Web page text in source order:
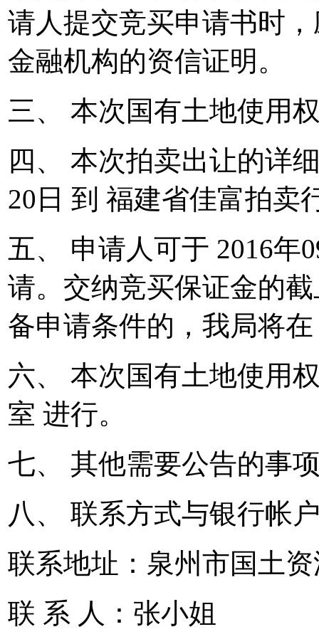
请人提交竞买申请书时
金融机构的资信证明。
三、 本次国有土地使用
四、 本次拍卖出让的详
20日 到 福建省佳富拍卖
五、 申请人可于 2016年
请。交纳竞买保证金的
备申请条件的，我局将
六、 本次国有土地使用
室 进行。
七、 其他需要公告的事
八、 联系方式与银行帐
联系地址：泉州市国土
联 系 人：张小姐